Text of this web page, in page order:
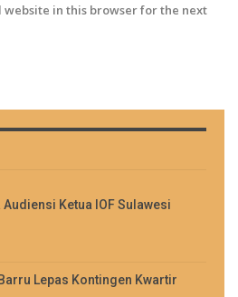
website in this browser for the next
Ketua IOF Sulawesi
Lepas Kontingen Kwartir